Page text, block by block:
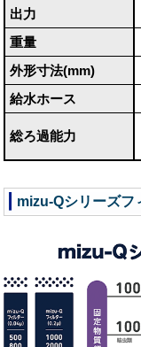
出力
重量
外形寸法(mm)
給水ホース
総ろ過能力
mizu-Qシリーズフ